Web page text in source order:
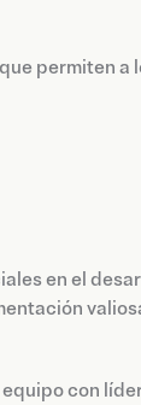
que permiten a
en el
con